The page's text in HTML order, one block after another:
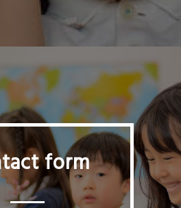
form